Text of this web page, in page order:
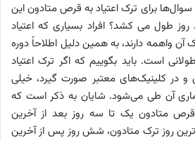
سوال‌ها برای ترک اعتیاد به قرص متادون این
طول می کشد؟ افراد بسیاری که اعتیاد
آن واهمه دارند، به همین دلیل اطلاحاً دوره
است. باید بگوییم که اگر ترک اعتیاد
کلینیک‌های معتبر صورت گیرد، خیلی
آن طی می‌شود. شایان به ذکر است که
قرص متادون یک تا سه روز بعد از آخرین
روز ترک متادون، شش روز پس از آخرین